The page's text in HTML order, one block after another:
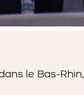
le Bas-Rhin,